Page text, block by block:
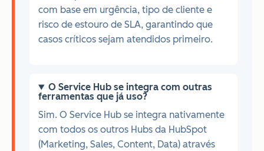
com base em urgência, tipo de cliente e
risco de estouro de SLA, garantindo que
casos críticos sejam atendidos primeiro.
O Service Hub se integra com outras
ferramentas que já uso?
Sim. O Service Hub se integra nativamente
com todos os outros Hubs da HubSpot
(Marketing, Sales, Content, Data) através